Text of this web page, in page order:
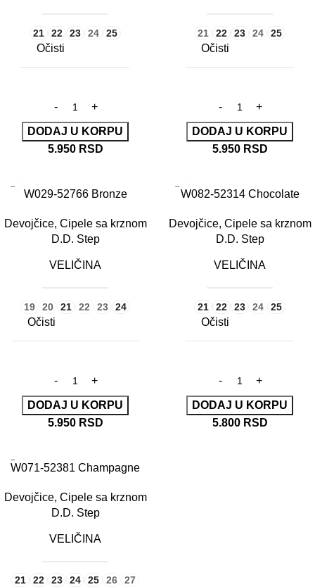
21 22 23 24 25
Očisti
DODAJ U KORPU
5.950 RSD
21 22 23 24 25
Očisti
DODAJ U KORPU
5.950 RSD
W029-52766 Bronze
Devojčice, Cipele sa krznom
D.D. Step
VELIČINA
19 20 21 22 23 24
Očisti
DODAJ U KORPU
5.950 RSD
W082-52314 Chocolate
Devojčice, Cipele sa krznom
D.D. Step
VELIČINA
21 22 23 24 25
Očisti
DODAJ U KORPU
5.800 RSD
W071-52381 Champagne
Devojčice, Cipele sa krznom
D.D. Step
VELIČINA
21 22 23 24 25 26
27